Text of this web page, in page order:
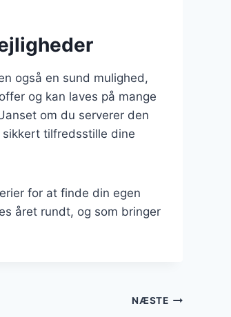
også en sund mulighed,
og kan laves på mange
om du serverer den
tilfredsstille dine
for at finde din egen
året rundt, og som bringer
NÆSTE